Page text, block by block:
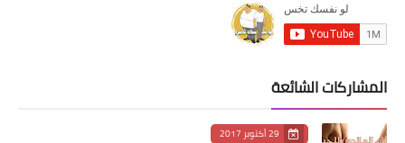
المشاركات الشائعة
29 أكتوبر 2017